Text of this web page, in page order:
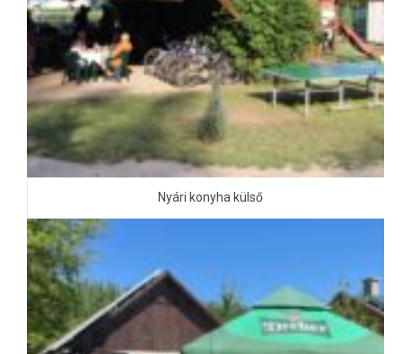
Nyári konyha külső